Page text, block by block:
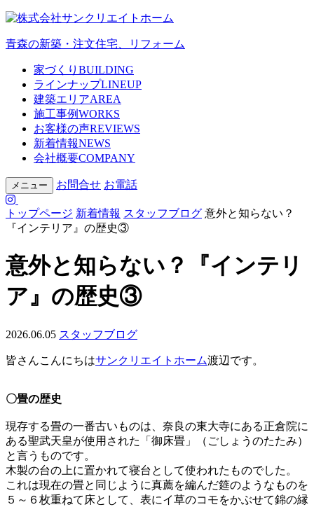
青森の新築・注文住宅、リフォーム
家づくり BUILDING
ラインナップLINEUP
建築エリアAREA
施工事例WORKS
お客様の声REVIEWS
新着情報NEWS
会社概要COMPANY
メニュー お問合せ お電話
トップページ 新着情報 スタッフブログ 意外と知らない？
『インテリア』の歴史③
意外と知らない？『インテリ
ア』の歴史③
2026.06.05 スタッフブログ
皆さんこんにちはサンクリエイトホーム渡辺です。
〇畳の歴史
現存する畳の一番古いものは、奈良の東大寺にある正倉院に
ある聖武天皇が使用された「御床畳」（ごしょうのたたみ）
と言うものです。
木製の台の上に置かれて寝台として使われたものでした。
これは現在の畳と同じように真薦を編んだ筵のようなものを
５～６枚重ねて床として、表にイ草のコモをかぶせて錦の縁